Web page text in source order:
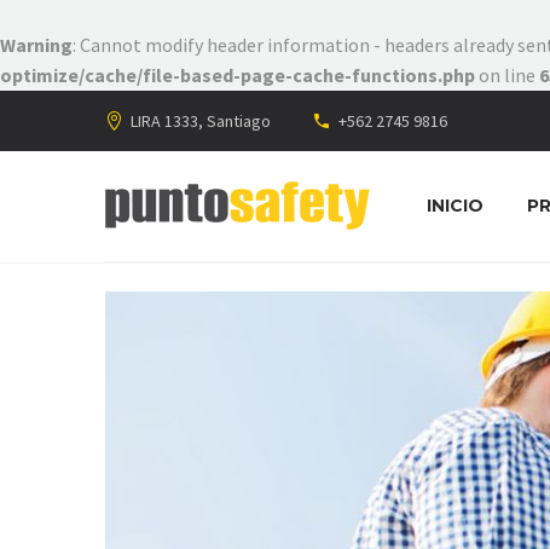
Warning: Cannot modify header information - headers already
optimize/cache/file-based-page-cache-functions.php on line
LIRA 1333, Santiago +562 2745 9816
INICIO